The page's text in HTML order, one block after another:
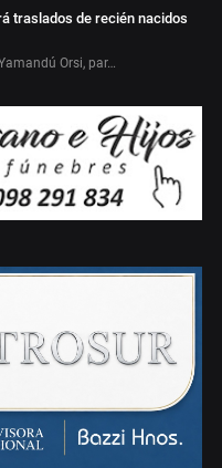
traslados de recién nacidos
Orsi, par…